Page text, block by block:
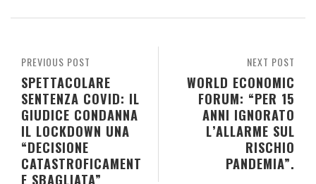
NEXT POST
WORLD ECONOMIC
FORUM: “PER 15
ANNI IGNORATO
L’ALLARME SUL
RISCHIO
PANDEMIA”.
PREVIOUS POST
SPETTACOLARE
SENTENZA COVID: IL
GIUDICE CONDANNA
IL LOCKDOWN UNA
“DECISIONE
CATASTROFICAMENT
E SBAGLIATA”